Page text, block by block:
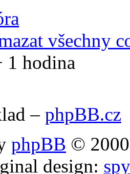
všechny
1 hodina
– phpBB.cz
phpBB ©
design: